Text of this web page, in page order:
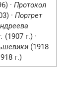
· Протокол
· Портрет
(1907 г.) ·
(1918
г.)